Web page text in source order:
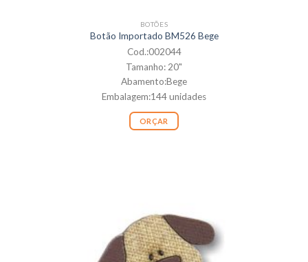
BOTÕES
Botão Importado BM526 Bege
Cod.:002044
Tamanho: 20"
Abamento:Bege
Embalagem:144 unidades
ORÇAR